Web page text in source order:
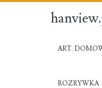
ART.
ROZRYWKA